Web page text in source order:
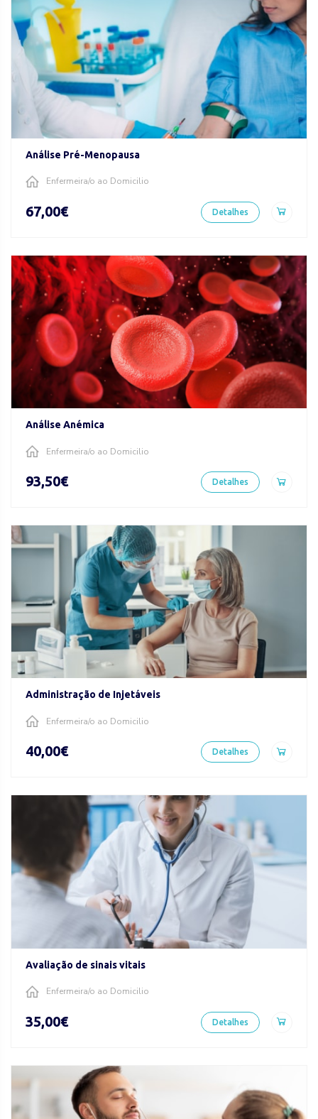
Análise Pré-Menopausa
Enfermeira/o ao Domicilio
67,00€ Detalhes
Análise Anémica
Enfermeira/o ao Domicilio
93,50€ Detalhes
Administração de Injetáveis
Enfermeira/o ao Domicilio
40,00€ Detalhes
Avaliação de sinais vitais
Enfermeira/o ao Domicilio
35,00€ Detalhes